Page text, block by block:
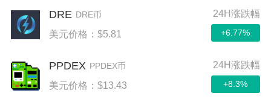
DRE DRE币
美元价格：$5.81
24H涨跌幅
+6.77%
PPDEX PPDEX币
美元价格：$13.43
24H涨跌幅
+8.3%